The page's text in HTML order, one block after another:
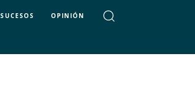
SUCESOS OPINIÓN